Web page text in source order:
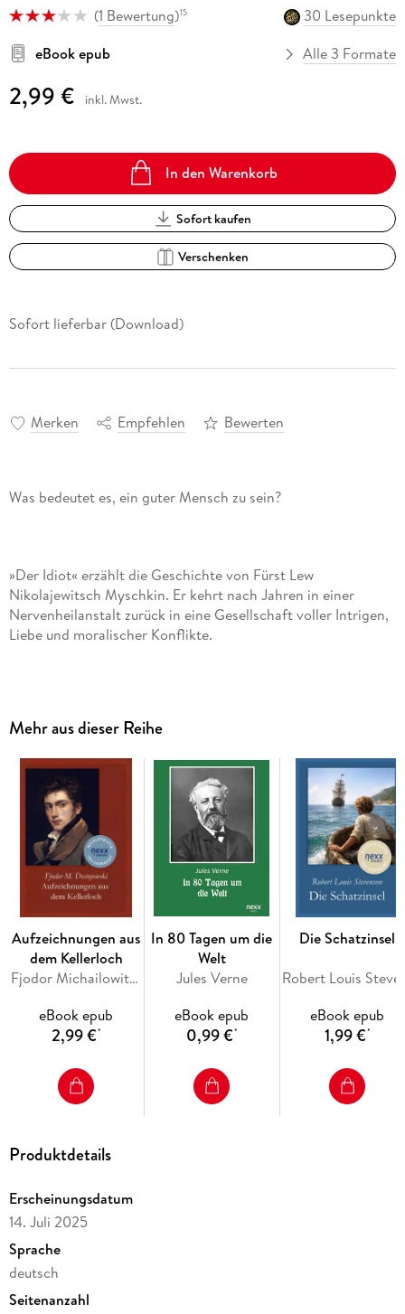
(1 Bewertung)15
30 Lesepunkte
eBook epub
Alle 3 Formate
2,99 € inkl. Mwst.
In den Warenkorb
Sofort kaufen
Verschenken
Sofort lieferbar (Download)
Merken Empfehlen Bewerten
Was bedeutet es, ein guter Mensch zu sein?
»Der Idiot« erzählt die Geschichte von Fürst Lew
Nikolajewitsch Myschkin. Er kehrt nach Jahren in einer
Nervenheilanstalt zurück in eine Gesellschaft voller Intrigen,
Liebe und moralischer Konflikte.
eines Menschen, der mit einer reinen, unvoreingenommenen
ausgenutzt wird. Seine Unschuld bringt ihn in Konflikt mit
einer Gesellschaft, die von Egoismus, Gier und Korruption
geprägt ist.
Dostojewski beschreibt hier die Natur der guten und bösen
Menschen, die Bedeutung von Mitgefühl und einer moralisch
richtigen Lebensweise. Er stellt die Frage, ob ein Mensch mit
einer reinen Seele in einer korrupten Welt bestehen kann.
Ein zeitloses Meisterwerk über das Streben nach der eigenen
Identität.
INSPIRIERT
Mehr aus dieser Reihe
Aufzeichnungen aus
dem Kellerloch
Fjodor Michailowitsch Dostojewski
eBook epub
2,99 €*
In 80 Tagen um die
Welt
Jules Verne
eBook epub
0,99 €*
Die Schatzinsel
eBook epub
1,99 €*
Produktdetails
Erscheinungsdatum
14. Juli 2025
Sprache
deutsch
Seitenanzahl